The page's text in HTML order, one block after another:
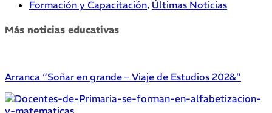
Formación y Capacitación, Últimas Noticias
Más noticias educativas
Arranca “Soñar en grande – Viaje de Estudios 202&”